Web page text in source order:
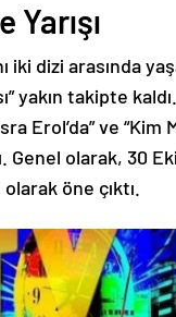
dizi arasında
yakın takipte
Erol’da” ve
olarak, 30
öne çıktı.